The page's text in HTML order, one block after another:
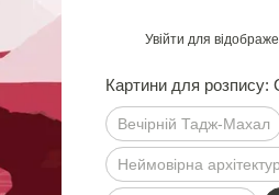
Увійти для
Картини для розпису:
Вечiрнiй Тадж-Махал
Неймовiрна